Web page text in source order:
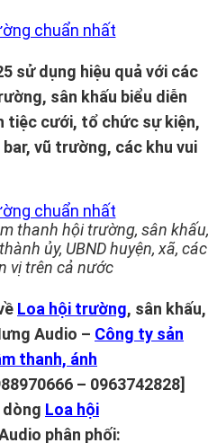
sử dụng hiệu quả với các
sân khấu biểu diễn
tiệc cưới, tổ chức sự kiện,
vũ trường, các khu vui
thanh hội trường, sân khấu,
ủy, UBND huyện, xã, các
vị trên cả nước
Loa hội trường, sân khấu,
Audio – Công ty sản
thanh, ánh
– 0963742828]
dòng Loa hội
phân phối: